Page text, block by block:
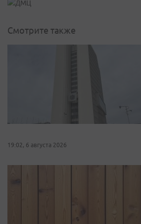
Смотрите также
19:02, 6 августа 2026